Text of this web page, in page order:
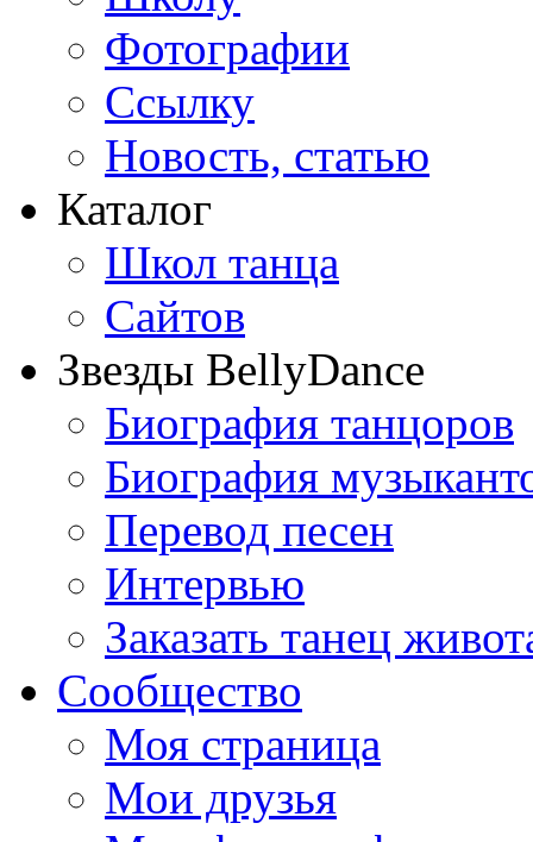
Фотографии
Ссылку
Новость, статью
Каталог
Школ танца
Сайтов
Звезды BellyDance
Биография танцоров
Биография
Перевод песен
Интервью
Заказать танец
Сообщество
Моя страница
Мои друзья